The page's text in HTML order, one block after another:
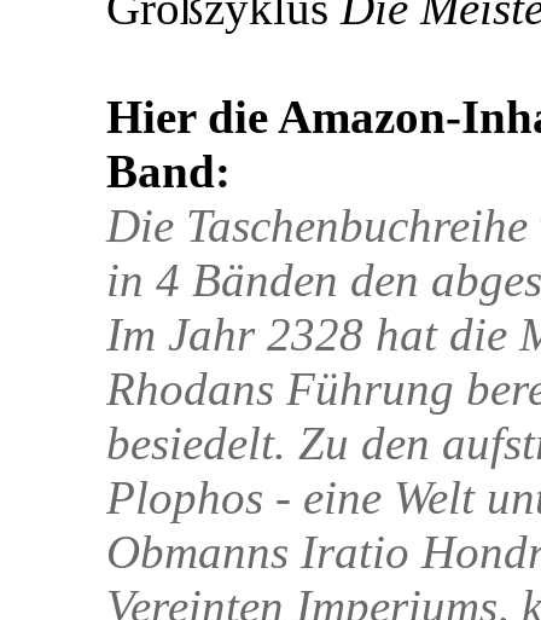
Hier die Amazon-
Band:
Die
in 4 Bänden den
Im Jahr 2328 hat die
Rhodans Führung
besiedelt. Zu den
Plophos - eine Welt
Obmanns Iratio
Vereinten Imperiums,